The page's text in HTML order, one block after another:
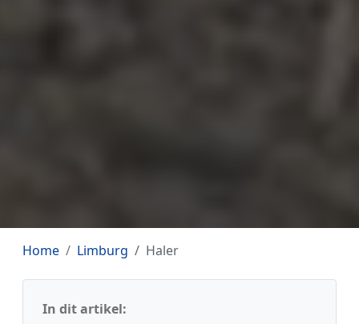
Home Limburg Haler
In dit artikel: